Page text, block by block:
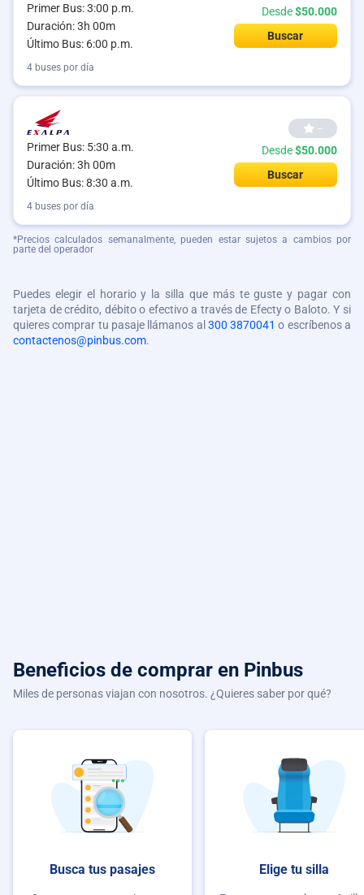
Primer Bus: 3:00 p.m.
Duración: 3h 00m
Último Bus: 6:00 p.m.
Desde$50.000
Buscar
4 buses por día
Primer Bus: 5:30 a.m.
Duración: 3h 00m
Último Bus: 8:30 a.m.
--
Desde$50.000
Buscar
4 buses por día
*Precios calculados semanalmente, pueden estar sujetos a cambios por
parte del operador
Puedes elegir el horario y la silla que más te guste y pagar con
tarjeta de crédito, débito o efectivo a través de Efecty o Baloto. Y si
quieres comprar tu pasaje llámanos al 300 3870041 o escríbenos a
contactenos@pinbus.com.
Beneficios de comprar en Pinbus
Miles de personas viajan con nosotros. ¿Quieres saber por qué?
Busca tus pasajes Elige tu silla